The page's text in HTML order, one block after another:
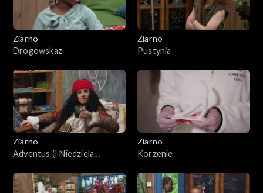
Ziarno
Drogowskaz
Ziarno
Pustynia
Ziarno
Adventus (I Niedziela
Ziarno
Korzenie